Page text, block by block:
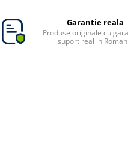
Garantie reala
Produse originale cu
suport real in